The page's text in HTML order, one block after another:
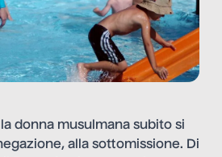
donna musulmana subito si
alla sottomissione. Di